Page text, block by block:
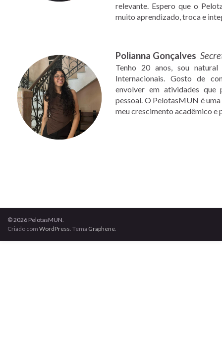
relevante. Espero que o
muito aprendizado, troca e
Polianna Gonçalves
Tenho 20 anos, sou natural
Internacionais. Gosto de
envolver em atividades que
pessoal. O PelotasMUN é
meu crescimento acadêmico e
© 2026 PelotasMUN.
Criado com WordPress . Tema Graphene